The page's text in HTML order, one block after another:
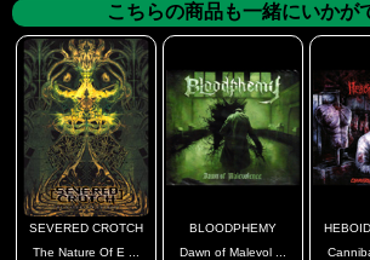
こちらの商品も一緒にいかが
SEVERED CROTCH
The Nature Of E ...
BLOODPHEMY
Dawn of Malevol ...